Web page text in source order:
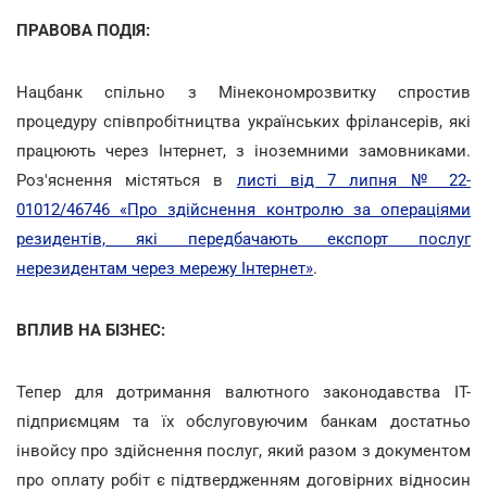
ПРАВОВА ПОДІЯ:
Нацбанк спільно з Мінекономрозвитку спростив
процедуру співпробітництва українських фрілансерів, які
працюють через Інтернет, з іноземними замовниками.
Роз'яснення містяться в листі від 7 липня № 22­
01012/46746 «Про здійснення контролю за операціями
резидентів, які передбачають експорт послуг
нерезидентам через мережу Інтернет».
ВПЛИВ НА БІЗНЕС:
Тепер для дотримання валютного законодавства IT-
підприємцям та їх обслуговуючим банкам достатньо
інвойсу про здійснення послуг, який разом з документом
про оплату робіт є підтвердженням договірних відносин